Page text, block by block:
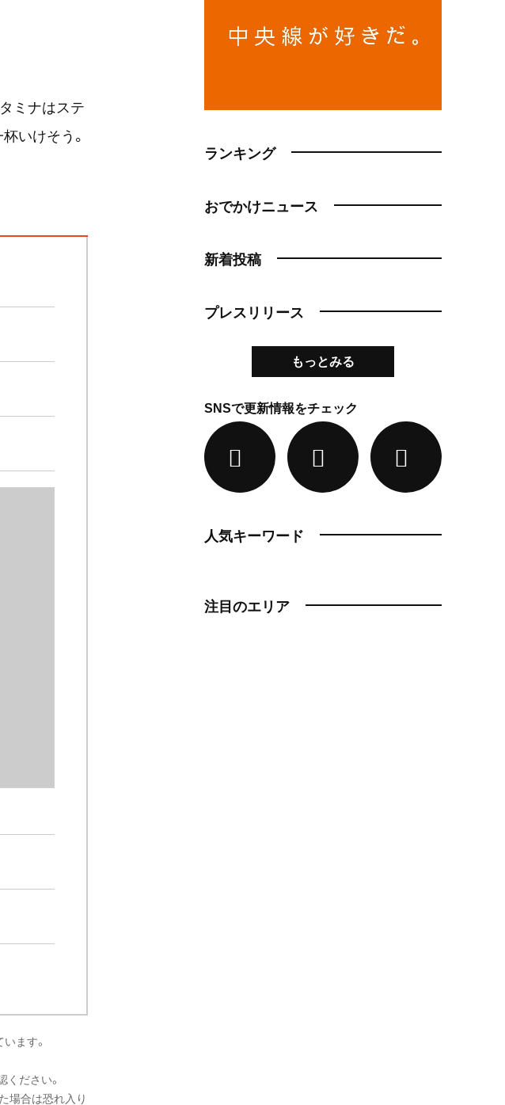
ミナはステ
いけそう。
ます。
ください。
場合は恐れ入り
ランキング
おでかけニュース
新着投稿
プレスリリース
もっとみる
SNSで更新情報をチェック
人気キーワード
注目のエリア